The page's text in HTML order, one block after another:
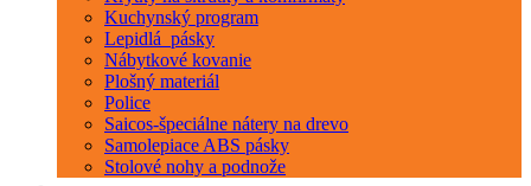
Kuchynský program
Lepidlá_pásky
Nábytkové kovanie
Plošný materiál
Police
Saicos-špeciálne nátery na drevo
Samolepiace ABS pásky
Stolové nohy a podnože